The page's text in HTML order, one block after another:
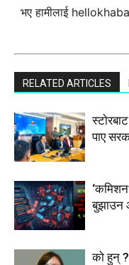
भए हामीलाई
RELATED ARTICLES
पाए
बुझाउन
को हुन्